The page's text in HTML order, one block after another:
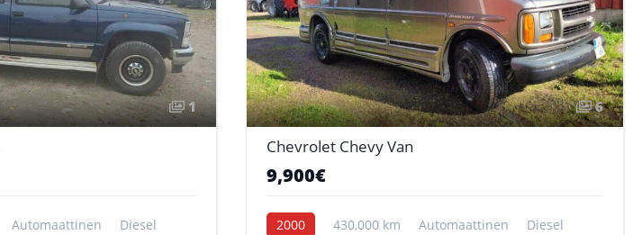
1
Automaattinen Diesel
6
Chevrolet Chevy Van
9,900€
2000 430,000 km Automaattinen Diesel